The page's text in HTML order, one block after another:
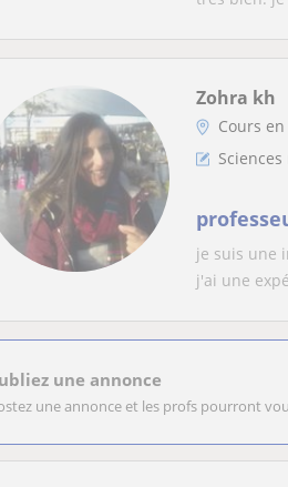
Zohra kh
Cours
je suis une
j'ai une
une annonce
une annonce et les profs pourront